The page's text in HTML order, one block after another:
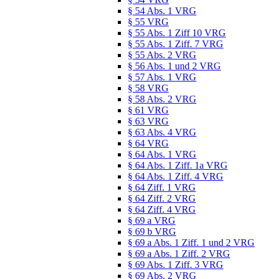
§ 54 Abs. 1 VRG
§ 55 VRG
§ 55 Abs. 1 Ziff 10 VRG
§ 55 Abs. 1 Ziff. 7 VRG
§ 55 Abs. 2 VRG
§ 56 Abs. 1 und 2 VRG
§ 57 Abs. 1 VRG
§ 58 VRG
§ 58 Abs. 2 VRG
§ 61 VRG
§ 63 VRG
§ 63 Abs. 4 VRG
§ 64 VRG
§ 64 Abs. 1 VRG
§ 64 Abs. 1 Ziff. 1a VRG
§ 64 Abs. 1 Ziff. 4 VRG
§ 64 Ziff. 1 VRG
§ 64 Ziff. 2 VRG
§ 64 Ziff. 4 VRG
§ 69 a VRG
§ 69 b VRG
§ 69 a Abs. 1 Ziff. 1 und 2 VRG
§ 69 a Abs. 1 Ziff. 2 VRG
§ 69 Abs. 1 Ziff. 3 VRG
§ 69 Abs. 2 VRG